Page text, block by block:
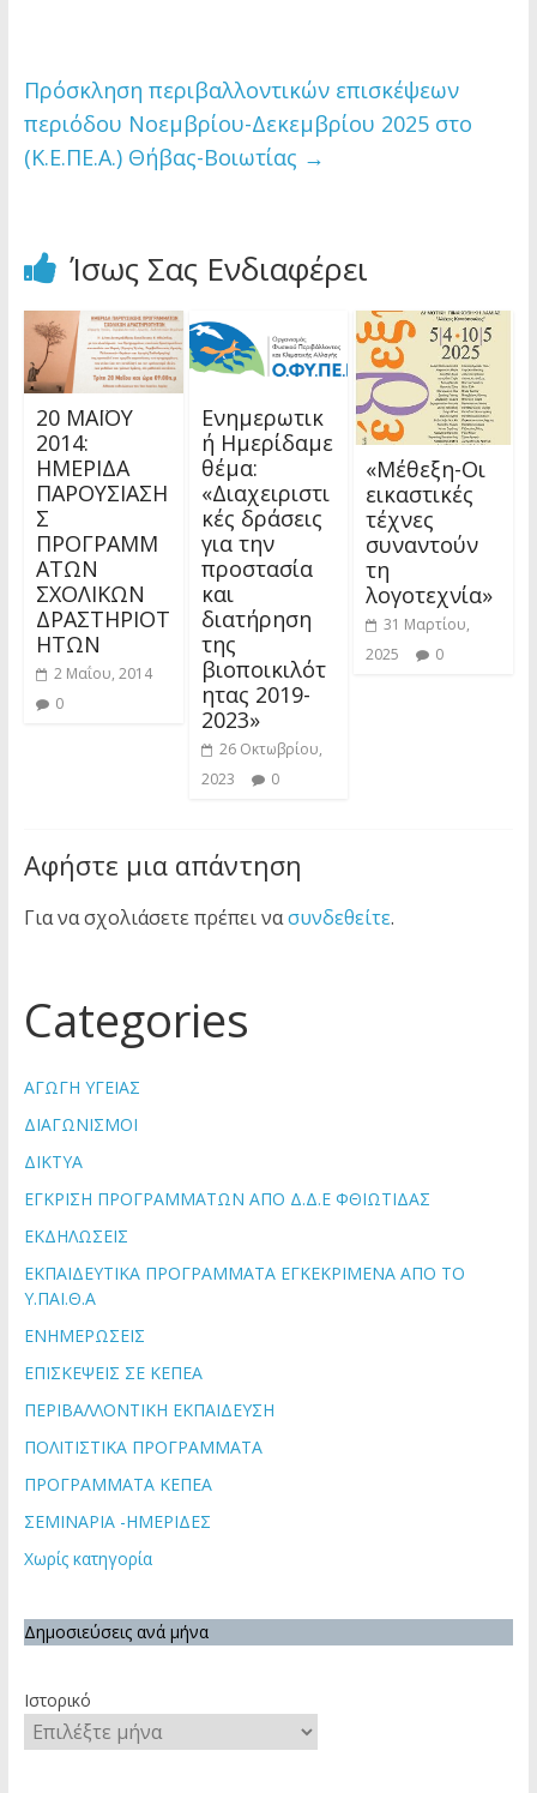
Πρόσκληση περιβαλλοντικών επισκέψεων
περιόδου Νοεμβρίου-Δεκεμβρίου 2025 στο
(Κ.Ε.ΠΕ.Α.) Θήβας-Βοιωτίας →
Ίσως Σας Ενδιαφέρει
20 ΜΑΪΟΥ
2014:
ΗΜΕΡΙΔΑ
ΠΑΡΟΥΣΙΑΣΗ
Σ
ΠΡΟΓΡΑΜΜ
ΑΤΩΝ
ΣΧΟΛΙΚΩΝ
ΔΡΑΣΤΗΡΙΟΤ
ΗΤΩΝ
2 Μαΐου, 2014
0
Ενημερωτικ
ή Ημερίδαμε
θέμα:
«Διαχειριστι
κές δράσεις
για την
προστασία
και
διατήρηση
της
βιοποικιλότ
ητας 2019-
2023»
26 Οκτωβρίου,
2023
0
«Μέθεξη-Οι
εικαστικές
τέχνες
συναντούν
τη
λογοτεχνία»
31 Μαρτίου,
2025
0
Αφήστε μια απάντηση
Για να σχολιάσετε πρέπει νασυνδεθείτε.
Categories
ΑΓΩΓΗ ΥΓΕΙΑΣ
ΔΙΑΓΩΝΙΣΜΟΙ
ΔΙΚΤΥΑ
ΕΓΚΡΙΣΗ ΠΡΟΓΡΑΜΜΑΤΩΝ ΑΠΟ Δ.Δ.Ε ΦΘΙΩΤΙΔΑΣ
ΕΚΔΗΛΩΣΕΙΣ
ΕΚΠΑΙΔΕΥΤΙΚΑ ΠΡΟΓΡΑΜΜΑΤΑ ΕΓΚΕΚΡΙΜΕΝΑ ΑΠΟ ΤΟ
Υ.ΠΑΙ.Θ.Α
ΕΝΗΜΕΡΩΣΕΙΣ
ΕΠΙΣΚΕΨΕΙΣ ΣΕ ΚΕΠΕΑ
ΠΕΡΙΒΑΛΛΟΝΤΙΚΗ ΕΚΠΑΙΔΕΥΣΗ
ΠΟΛΙΤΙΣΤΙΚΑ ΠΡΟΓΡΑΜΜΑΤΑ
ΠΡΟΓΡΑΜΜΑΤΑ ΚΕΠΕΑ
ΣΕΜΙΝΑΡΙΑ -ΗΜΕΡΙΔΕΣ
Χωρίς κατηγορία
Δημοσιεύσεις ανά μήνα
Ιστορικό